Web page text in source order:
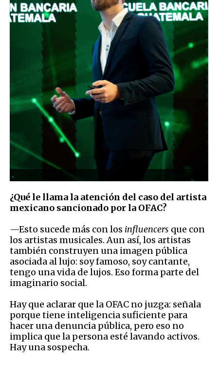
.
¿Qué le llama la atención del caso del artista
mexicano sancionado por la OFAC?
—Esto sucede más con los influencers que con
los artistas musicales. Aun así, los artistas
también construyen una imagen pública
asociada al lujo: soy famoso, soy cantante,
tengo una vida de lujos. Eso forma parte del
imaginario social.
Hay que aclarar que la OFAC no juzga: señala
porque tiene inteligencia suficiente para
hacer una denuncia pública, pero eso no
implica que la persona esté lavando activos.
Hay una sospecha.